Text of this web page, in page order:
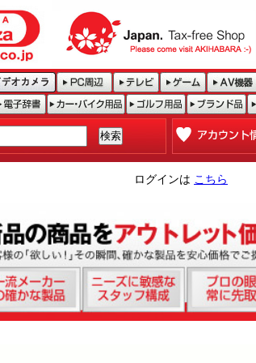
ログインは こちら